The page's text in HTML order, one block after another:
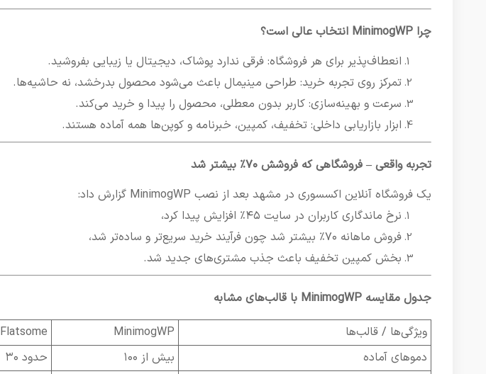
چرا MinimogWP انتخاب عالی است؟
انعطاف‌پذیر برای هر فروشگاه: فرقی ندارد پوشاک، دیجیتال یا زیبایی بفروشید.
تمرکز روی تجربه خرید: طراحی مینیمال باعث می‌شود محصول بدرخشد، نه حاشیه‌ها.
سرعت و بهینه‌سازی: کاربر بدون معطلی، محصول را پیدا و خرید می‌کند.
ابزار بازاریابی داخلی: تخفیف، کمپین، خبرنامه و کوپن‌ها همه آماده هستند.
تجربه واقعی – فروشگاهی که فروشش ۷۰٪ بیشتر شد
یک فروشگاه آنلاین اکسسوری در مشهد بعد از نصب MinimogWP گزارش داد:
نرخ ماندگاری کاربران در سایت ۴۵٪ افزایش پیدا کرد،
فروش ماهانه ۷۰٪ بیشتر شد چون فرآیند خرید سریع‌تر و ساده‌تر شد،
بخش کمپین تخفیف باعث جذب مشتری‌های جدید شد.
جدول مقایسه MinimogWP با قالب‌های مشابه
ویژگی‌ها / قالب‌ها
MinimogWP
Flatsome
دموهای آماده
بیش از ۱۰۰ حدود ۳۰